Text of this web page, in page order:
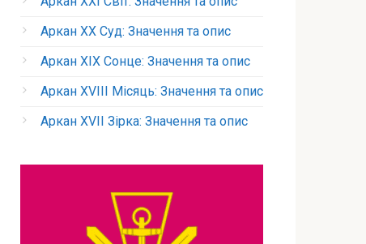
Аркан XX Суд: Значення та опис
Аркан XIX Сонце: Значення та опис
Аркан XVIII Місяць: Значення та опис
Аркан XVII Зірка: Значення та опис